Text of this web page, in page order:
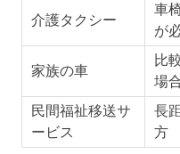
介護タクシー
車
が
家族の車
比
場
民間福祉移送サ
ービス
長
方